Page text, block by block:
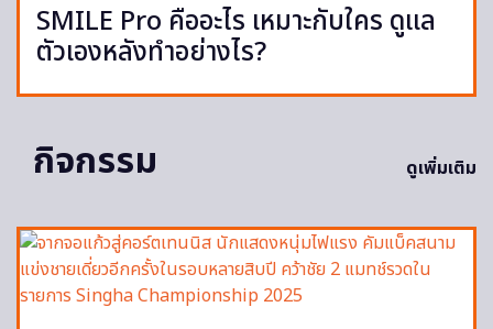
SMILE Pro คืออะไร เหมาะกับใคร ดูแล
ตัวเองหลังทำอย่างไร?
กิจกรรม ดูเพิ่มเติม